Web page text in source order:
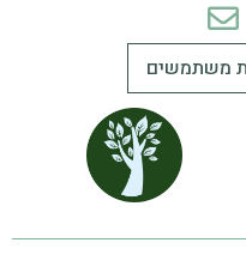
משתמשים